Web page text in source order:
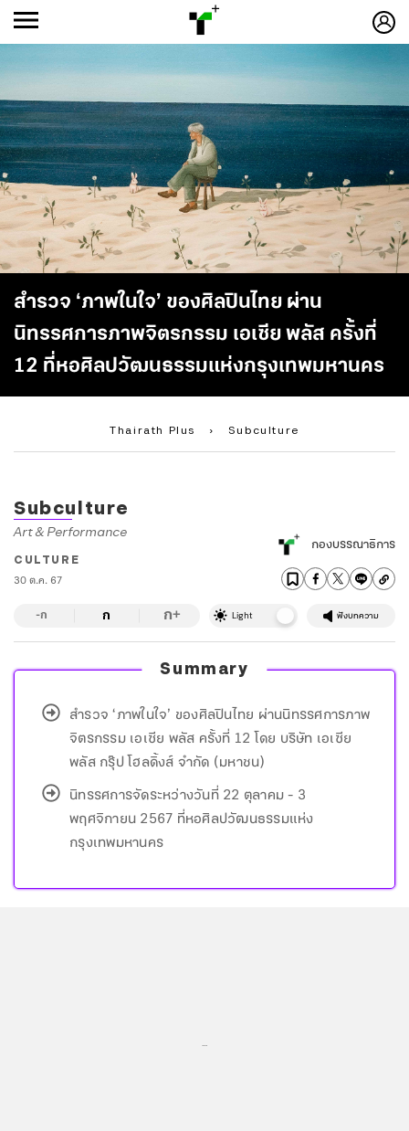
สำรวจ ‘ภาพในใจ’ ของศิลปินไทย ผ่าน
นิทรรศการภาพจิตรกรรม เอเซีย พลัส ครั้งที่
12 ที่หอศิลปวัฒนธรรมแห่งกรุงเทพมหานคร
Thairath Plus › Subculture
-ก
Subculture
Art & Performance
CULTURE
30 ต.ค. 67
กองบรรณาธิการ
-ก ก ก+ Light ฟังบทความ
Summary
สำรวจ ‘ภาพในใจ’ ของศิลปินไทย ผ่านนิทรรศการภาพ
จิตรกรรม เอเซีย พลัส ครั้งที่ 12 โดย บริษัท เอเซีย
พลัส กรุ๊ป โฮลดิ้งส์ จำกัด (มหาชน)
นิทรรศการจัดระหว่างวันที่ 22 ตุลาคม - 3
พฤศจิกายน 2567 ที่หอศิลปวัฒนธรรมแห่ง
กรุงเทพมหานคร
...